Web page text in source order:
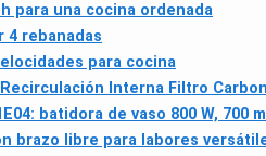
para una cocina ordenada
4 rebanadas
para cocina
Recirculación Interna Filtro
batidora de vaso 800 W, 700
brazo libre para labores